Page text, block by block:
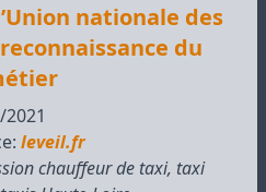
nationale des
du
leveil.fr
chauffeur de taxi, taxi